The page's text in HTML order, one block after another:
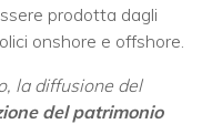
prodotta dagli
onshore e offshore.
la diffusione del
del patrimonio